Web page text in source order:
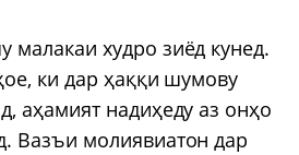
худро зиёд кунед.
ки дар ҳаққи шумову
аҳамият надиҳеду аз онҳо
Вазъи молиявиатон дар